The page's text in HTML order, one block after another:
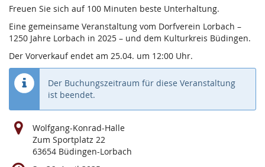
Freuen Sie sich auf 100 Minuten beste Unterhaltung.
Eine gemeinsame Veranstaltung vom Dorfverein Lorbach –
1250 Jahre Lorbach in 2025 – und dem Kulturkreis Büdingen.
Der Vorverkauf endet am 25.04. um 12:00 Uhr.
Der Buchungszeitraum für diese Veranstaltung
ist beendet.
Wolfgang-Konrad-Halle
Zum Sportplatz 22
63654 Büdingen-Lorbach